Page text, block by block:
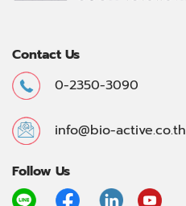
Contact Us
0-2350-3090
info@bio-active.co.th
Follow Us